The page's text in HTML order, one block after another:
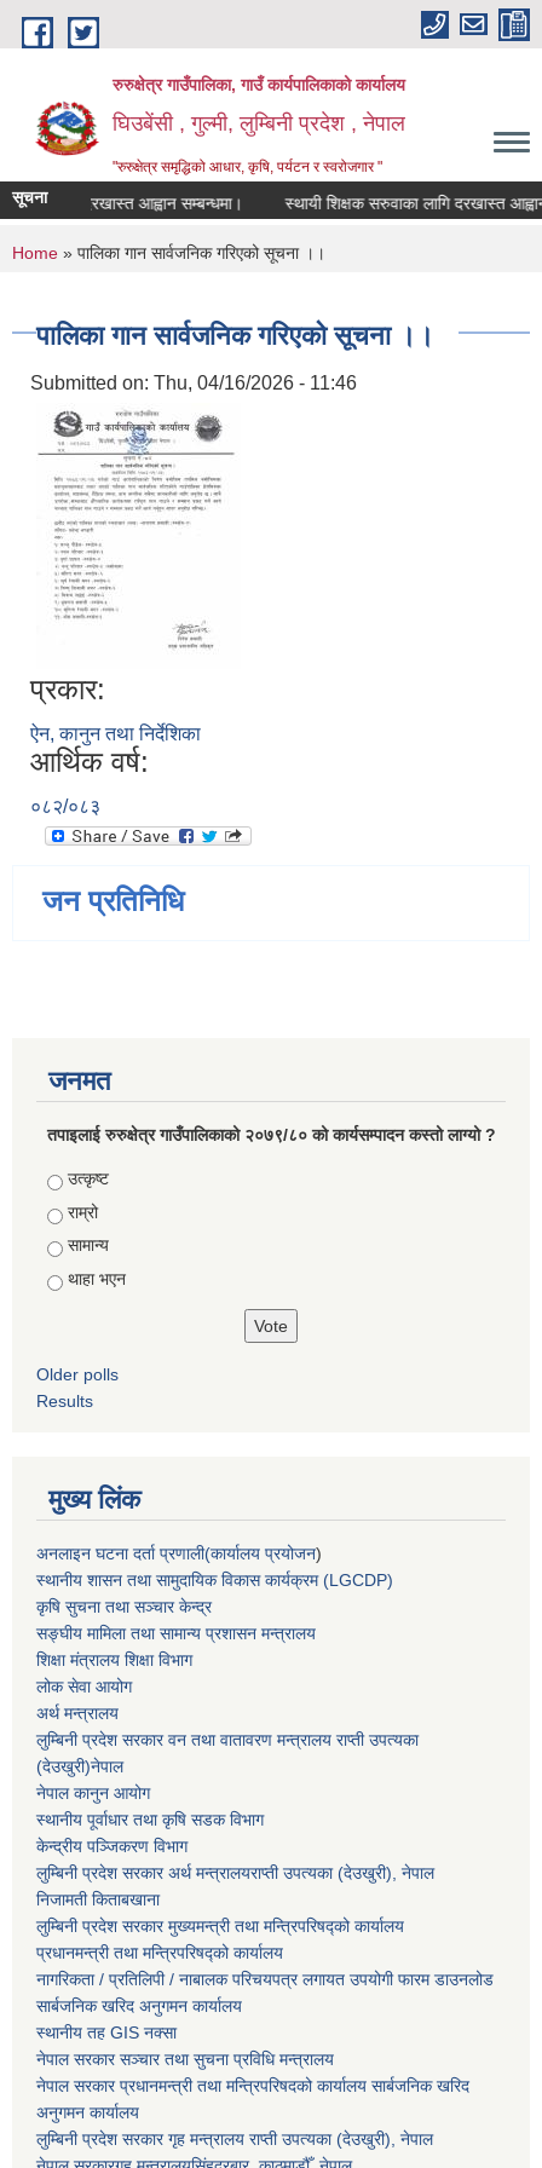
Skip to main content
रुरुक्षेत्र गाउँपालिका, गाउँ कार्यपालिकाको कार्यालय
घिउबेंसी , गुल्मी, लुम्बिनी प्रदेश , नेपाल
"रुरुक्षेत्र समृद्धिको आधार, कृषि, पर्यटन र स्वरोजगार "
सूचना
लागि दरखास्त आह्वान सम्बन्धमा। स्थायी शिक्षक सरुवाका लागि दरखास्त आह्वान
You are here
Home » पालिका गान सार्वजनिक गरिएको सूचना ।।
पालिका गान सार्वजनिक गरिएको सूचना ।।
Submitted on: Thu, 04/16/2026 - 11:46
प्रकार:
ऐन, कानुन तथा निर्देशिका
आर्थिक वर्ष:
०८२/०८३
जन प्रतिनिधि
जनमत
तपाइलाई रुरुक्षेत्र गाउँपालिकाको २०७९/८० को कार्यसम्पादन कस्तो लाग्यो ?
Choices
उत्कृष्ट
राम्रो
सामान्य
थाहा भएन
Older polls
Results
मुख्य लिंक
अनलाइन घटना दर्ता प्रणाली(कार्यालय प्रयोजन)
स्थानीय शासन तथा सामुदायिक विकास कार्यक्रम (LGCDP)
कृषि सुचना तथा सञ्चार केन्द्र
सङ्घीय मामिला तथा सामान्य प्रशासन मन्त्रालय
शिक्षा मंत्रालय शिक्षा विभाग
लोक सेवा आयोग
अर्थ मन्त्रालय
लुम्बिनी प्रदेश सरकार वन तथा वातावरण मन्त्रालय राप्ती उपत्यका
(देउखुरी)नेपाल
नेपाल कानुन आयोग
स्थानीय पूर्वाधार तथा कृषि सडक विभाग
केन्द्रीय पञ्जिकरण विभाग
लुम्बिनी प्रदेश सरकार अर्थ मन्त्रालयराप्ती उपत्यका (देउखुरी), नेपाल
निजामती किताबखाना
लुम्बिनी प्रदेश सरकार मुख्यमन्त्री तथा मन्त्रिपरिषद्को कार्यालय
प्रधानमन्त्री तथा मन्त्रिपरिषद्को कार्यालय
नागरिकता / प्रतिलिपी / नाबालक परिचयपत्र लगायत उपयोगी फारम डाउनलोड
सार्बजनिक खरिद अनुगमन कार्यालय
स्थानीय तह GIS नक्सा
नेपाल सरकारसञ्चार तथा सुचना प्रविधि मन्त्रालय
नेपाल सरकार प्रधानमन्त्री तथा मन्त्रिपरिषदको कार्यालय सार्बजनिक खरिद
अनुगमन कार्यालय
लुम्बिनी प्रदेश सरकार गृह मन्त्रालय राप्ती उपत्यका (देउखुरी), नेपाल